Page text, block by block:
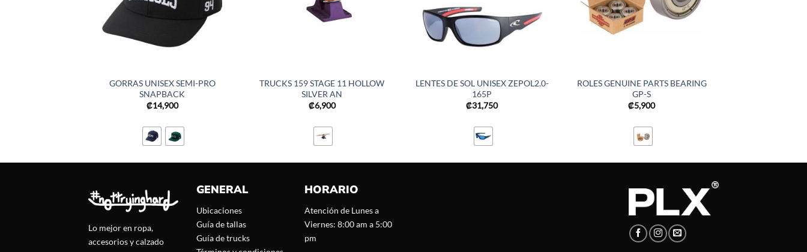
GORRAS UNISEX SEMI-PRO
SNAPBACK
₡14,900
TRUCKS 159 STAGE 11 HOLLOW
SILVER AN
₡6,900
LENTES DE SOL UNISEX ZEPOL2.0-
165P
₡31,750
ROLES GENUINE PARTS BEARING
GP-S
₡5,900
Lo mejor en ropa,
accesorios y calzado
GENERAL
Ubicaciones
Guía de tallas
Guía de trucks
HORARIO
Atención de Lunes a
Viernes: 8:00 am a 5:00
pm